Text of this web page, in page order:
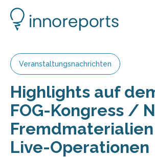
Veranstaltungsnachrichten
Highlights auf
FOG-Kongress /
Live-Operationen